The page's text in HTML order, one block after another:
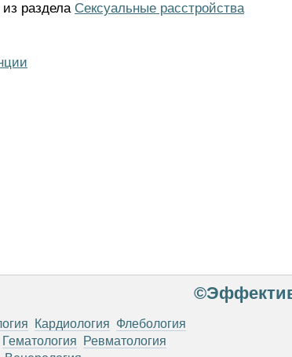
раздела Сексуальные расстройства
Кардиология Флебология
Гематология
Ревматология